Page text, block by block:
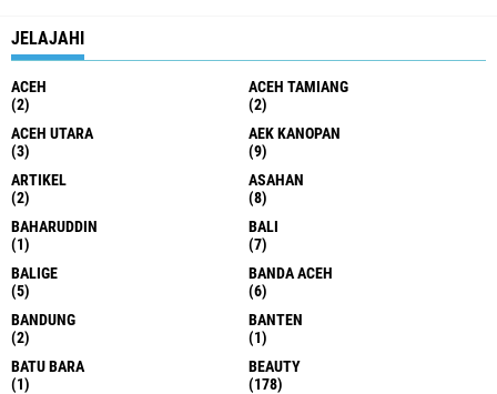
JELAJAHI
ACEH
(2)
ACEH TAMIANG
(2)
ACEH UTARA
(3)
AEK KANOPAN
(9)
ARTIKEL
(2)
ASAHAN
(8)
BAHARUDDIN
(1)
BALI
(7)
BALIGE
(5)
BANDA ACEH
(6)
BANDUNG
(2)
BANTEN
(1)
BATU BARA
(1)
BEAUTY
(178)